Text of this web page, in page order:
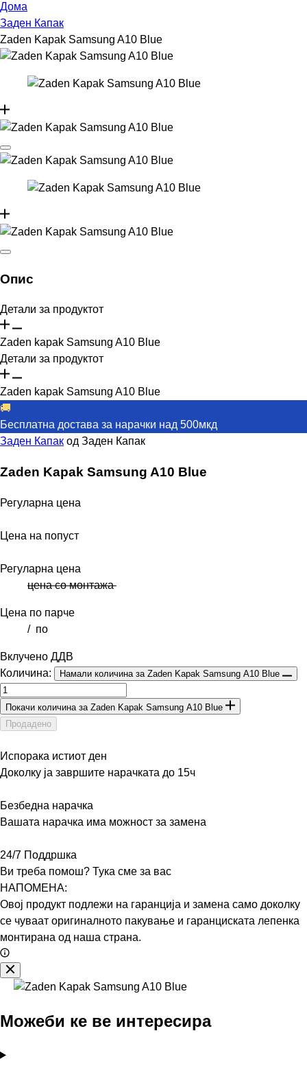
Дома
Заден Капак
Zaden Kapak Samsung A10 Blue
Опис
Детали за продуктот
Zaden kapak Samsung A10 Blue
Детали за продуктот
Zaden kapak Samsung A10 Blue
🚚
Бесплатна достава за нарачки над 500мкд
Заден Капак од Заден Капак
Zaden Kapak Samsung A10 Blue
Регуларна цена
Цена на попуст
Регуларна цена
цена со монтажа
Цена по парче
/ по
Вклучено ДДВ
Количина:
Намали количина за Zaden Kapak Samsung A10 Blue
Покачи количина за Zaden Kapak Samsung A10 Blue
Продадено
Испорака истиот ден
Доколку ја завршите нарачката до 15ч
Безбедна нарачка
Вашата нарачка има можност за замена
24/7 Поддршка
Ви треба помош? Тука сме за вас
НАПОМЕНА:
Овој продукт подлежи на гаранција и замена само доколку
се чуваат оригиналното пакување и гаранциската лепенка
монтирана од наша страна.
Можеби ке ве интересира